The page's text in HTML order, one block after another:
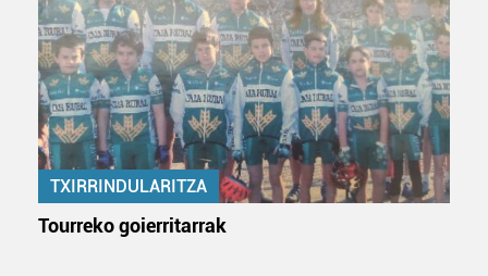
TXIRRINDULARITZA
Tourreko goierritarrak